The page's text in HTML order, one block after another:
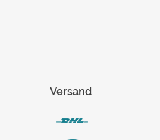
Versand